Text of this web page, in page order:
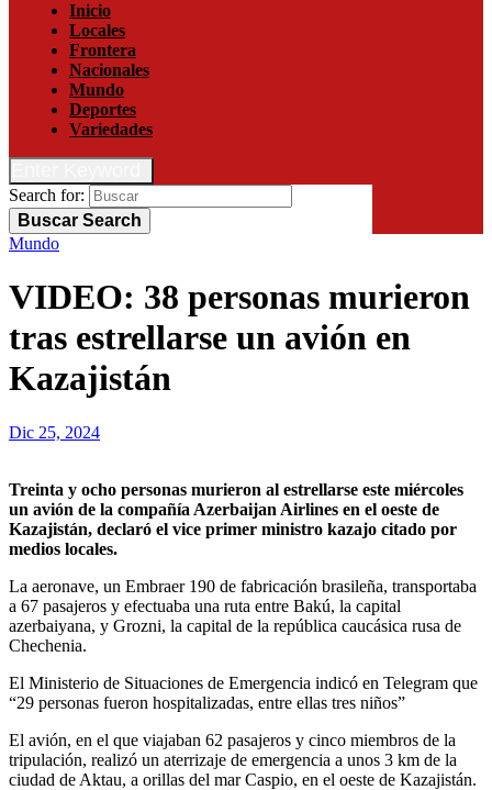
Inicio
Locales
Frontera
Nacionales
Mundo
Deportes
Variedades
Search for:
Buscar Search
Mundo
VIDEO: 38 personas murieron
tras estrellarse un avión en
Kazajistán
Dic 25, 2024
Treinta y ocho personas murieron al estrellarse este miércoles
un avión de la compañía Azerbaijan Airlines en el oeste de
Kazajistán, declaró el vice primer ministro kazajo citado por
medios locales.
La aeronave, un Embraer 190 de fabricación brasileña, transportaba
a 67 pasajeros y efectuaba una ruta entre Bakú, la capital
azerbaiyana, y Grozni, la capital de la república caucásica rusa de
Chechenia.
El Ministerio de Situaciones de Emergencia indicó en Telegram que
“29 personas fueron hospitalizadas, entre ellas tres niños”
El avión, en el que viajaban 62 pasajeros y cinco miembros de la
tripulación, realizó un aterrizaje de emergencia a unos 3 km de la
ciudad de Aktau, a orillas del mar Caspio, en el oeste de Kazajistán.